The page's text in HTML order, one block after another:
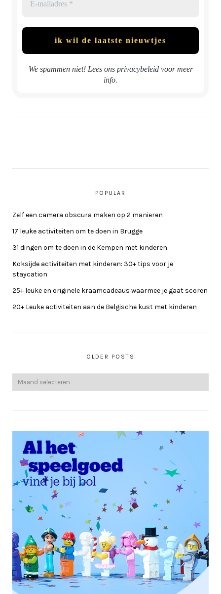
We spammen niet! Lees ons privacybeleidvoor meer
info.
POPULAR
Zelf een camera obscura maken op 2 manieren
17 leuke activiteiten om te doen in Brugge
31 dingen om te doen in de Kempen met kinderen
Koksijde activiteiten met kinderen: 30+ tips voor je
staycation
25+ leuke en originele kraamcadeaus waarmee je gaat scoren
20+ Leuke activiteiten aan de Belgische kust met kinderen
OLDER POSTS